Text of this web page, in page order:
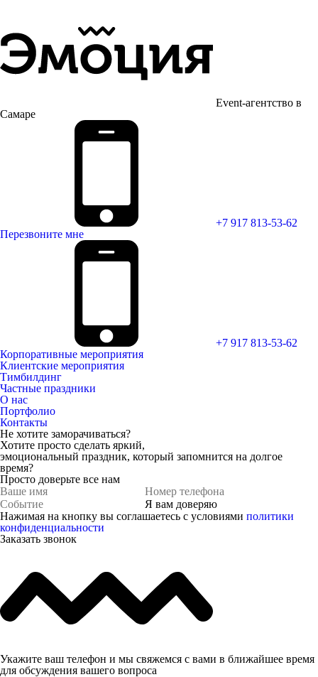
Event-агентство в
Самаре
+7 917 813-53-62
Перезвоните мне
+7 917 813-53-62
Корпоративные мероприятия
Клиентские мероприятия
Тимбилдинг
Частные праздники
О нас
Портфолио
Контакты
Не хотите заморачиваться?
Хотите просто сделать яркий,
эмоциональный праздник, который запомнится на долгое
время?
Просто доверьте все нам
Я вам доверяю
Нажимая на кнопку вы соглашаетесь с условиями политики
конфиденциальности
Заказать звонок
Укажите ваш телефон и мы свяжемся с вами в ближайшее время
для обсуждения вашего вопроса